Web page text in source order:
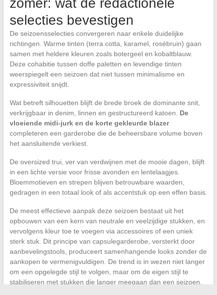
zomer: wat de redactionele
selecties bevestigen
De seizoensselecties convergeren naar enkele duidelijke
richtingen. Warme tinten (terra cotta, karamel, rosébruin) gaan
samen met heldere kleuren zoals botergeel en kobaltblauw.
Deze cohabitie tussen doffe paletten en levendige tinten
weerspiegelt een seizoen dat niet tussen minimalisme en
expressiviteit snijdt.
Wat betreft silhouetten blijft de brede broek de dominante snit,
verkrijgbaar in denim, linnen en gestructureerd katoen. De
vloeiende midi-jurk en de korte gekleurde blazer
completeren een garderobe die de beheersbare volume boven
het aansluitende verkiest.
De oversized trui, ver van verdwijnen met de mooie dagen, blijft
in een lichte versie voor frisse avonden en lentelaagjes.
Bloemmotieven en strepen blijven betrouwbare waarden,
gedragen in een totaal look of als accentstuk op een effen basis.
De meest effectieve aanpak deze seizoen bestaat uit het
opbouwen van een kern van neutrale en veelzijdige stukken, en
vervolgens kleur toe te voegen via accessoires of een uniek
sterk stuk. Dit principe van capsulegarderobe, versterkt door
aanbevelingstools, produceert samenhangende looks zonder de
aankopen te vermenigvuldigen. De trend is in wezen niet langer
om een opgelegde stijl te volgen, maar om de eigen stijl te
stabiliseren met stukken die langer meegaan dan een seizoen.